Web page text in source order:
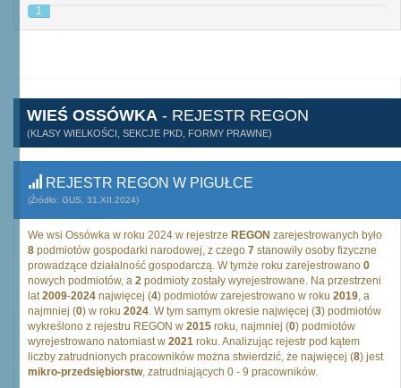
1
WIEŚ OSSÓWKA - REJESTR REGON
(KLASY WIELKOŚCI, SEKCJE PKD, FORMY PRAWNE)
REJESTR REGON W PIGUŁCE
(Źródło: GUS, 31.XII.2024)
We wsi Ossówka w roku 2024 w rejestrze REGON zarejestrowanych było
8 podmiotów gospodarki narodowej, z czego 7 stanowiły osoby fizyczne
prowadzące działalność gospodarczą. W tymże roku zarejestrowano 0
nowych podmiotów, a 2 podmioty zostały wyrejestrowane. Na przestrzeni
lat2009-2024 najwięcej (4) podmiotów zarejestrowano w roku 2019, a
najmniej (0) w roku 2024. W tym samym okresie najwięcej (3) podmiotów
wykreślono z rejestru REGON w 2015 roku, najmniej (0) podmiotów
wyrejestrowano natomiast w 2021 roku. Analizując rejestr pod kątem
liczby zatrudnionych pracowników można stwierdzić, że najwięcej (8) jest
mikro-przedsiębiorstw, zatrudniających 0 - 9 pracowników.